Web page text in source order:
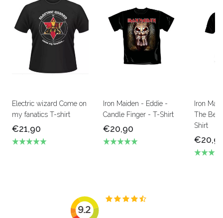
Electric wizard Come on
my fanatics T-shirt
€21,90
Iron Maiden - Eddie -
Candle Finger - T-Shirt
€20,90
Iron
The
Shirt